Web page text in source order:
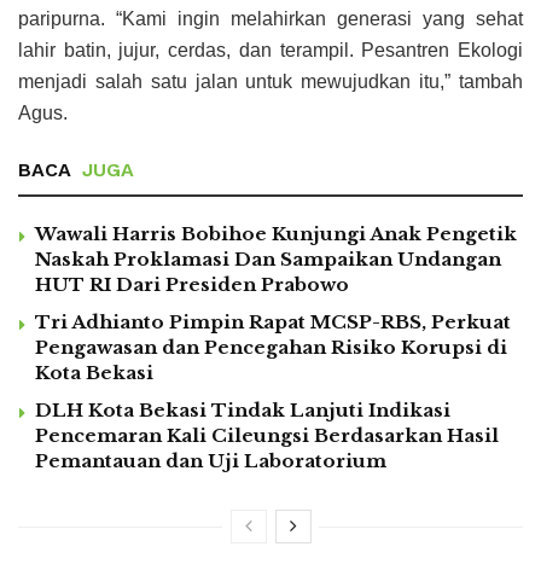
paripurna. “Kami ingin melahirkan generasi yang sehat
lahir batin, jujur, cerdas, dan terampil. Pesantren Ekologi
menjadi salah satu jalan untuk mewujudkan itu,” tambah
Agus.
BACA JUGA
Wawali Harris Bobihoe Kunjungi Anak Pengetik
Naskah Proklamasi Dan Sampaikan Undangan
HUT RI Dari Presiden Prabowo
Tri Adhianto Pimpin Rapat MCSP-RBS, Perkuat
Pengawasan dan Pencegahan Risiko Korupsi di
Kota Bekasi
DLH Kota Bekasi Tindak Lanjuti Indikasi
Pencemaran Kali Cileungsi Berdasarkan Hasil
Pemantauan dan Uji Laboratorium